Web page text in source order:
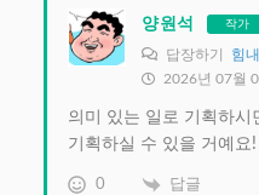
양원석 작가
답장하기 힘
2026년 07월
의미 있는 일로 기획하시
기획하실 수 있을 거예요!
0 답글